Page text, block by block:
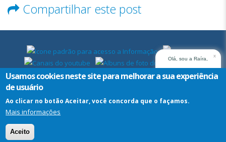
Compartilhar este post
Olá, sou a Raíra,
assistente virtual do
TRT14. Em que posso
x
Usamos cookies neste site para melhorar a sua experiência
de usuário
Ao clicar no botão Aceitar, você concorda que o façamos.
Mais informações
Aceito